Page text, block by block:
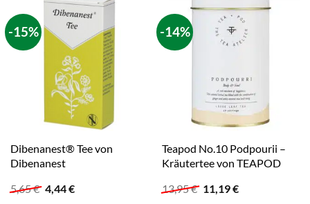
-15%
Dibenanest® Tee von
Dibenanest
5,65€ Ursprünglicher
4,44€Aktueller
-14%
Teapod No.10 Podpourii –
Kräutertee von TEAPOD
13,95€ Ursprünglicher
11,19€Aktueller